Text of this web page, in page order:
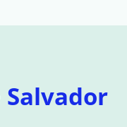
Salvador